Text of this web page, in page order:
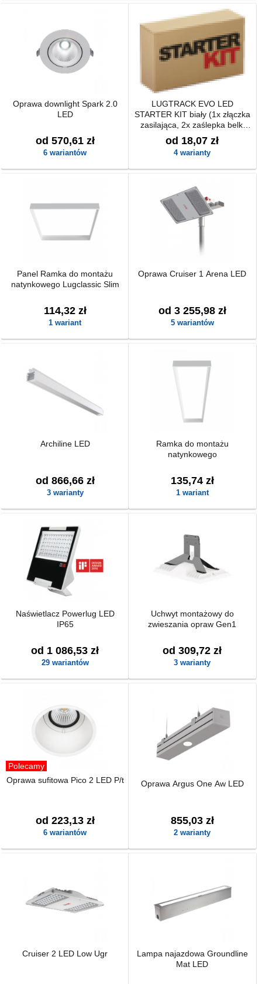
Oprawa downlight Spark 2.0
LED
od 570,61 zł
6 wariantów
LUGTRACK EVO LED
STARTER KIT biały (1x złączka
zasilająca, 2x zaślepka belki
nośnej, 1x dławik)
od 18,07 zł
4 warianty
Panel Ramka do montażu
natynkowego Lugclassic Slim
114,32 zł
1 wariant
Oprawa Cruiser 1 Arena LED
od 3 255,98 zł
5 wariantów
Archiline LED
od 866,66 zł
3 warianty
Ramka do montażu
natynkowego
135,74 zł
1 wariant
Naświetlacz Powerlug LED
IP65
od 1 086,53 zł
29 wariantów
Uchwyt montażowy do
zwieszania opraw Gen1
od 309,72 zł
3 warianty
Polecamy
Oprawa sufitowa Pico 2 LED P/t
od 223,13 zł
6 wariantów
Oprawa Argus One Aw LED
855,03 zł
2 warianty
Cruiser 2 LED Low Ugr
Lampa najazdowa Groundline
Mat LED